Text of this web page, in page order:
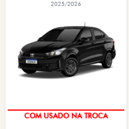
2025/2026
COM USADO NA TROCA